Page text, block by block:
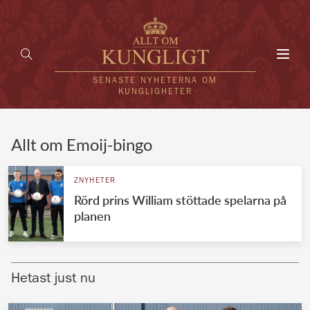
SENASTE NYHETERNA OM
KUNGLIGHETER
UTLÄNDSKT
VÄRLDENS KUNGAHUS
Brittiska kungahuset
Allt om Emoij-bingo
ZNYHETER
Rörd prins William stöttade spelarna på
planen
Hetast just nu